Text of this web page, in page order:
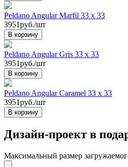
Peldano Angular Marfil 33 x 33
3951руб./шт
В корзину
Peldano Angular Gris 33 x 33
3951руб./шт
В корзину
Peldano Angular Caramel 33 x 33
3951руб./шт
В корзину
Дизайн-проект в
Максимальный размер